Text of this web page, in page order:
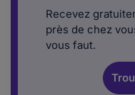
Recevez
près de chez
vous faut.